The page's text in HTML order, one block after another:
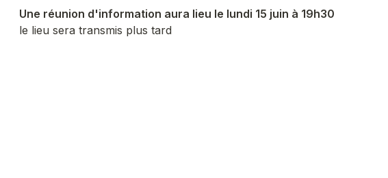
Une réunion d'information aura lieu le lundi 15 juin à 19h30
le lieu sera transmis plus tard